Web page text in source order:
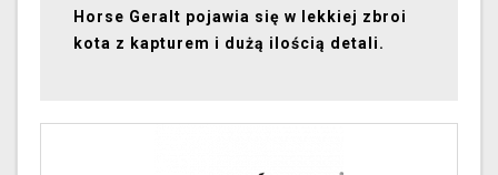
Horse Geralt pojawia się w lekkiej zbroi
kota z kapturem i dużą ilością detali.